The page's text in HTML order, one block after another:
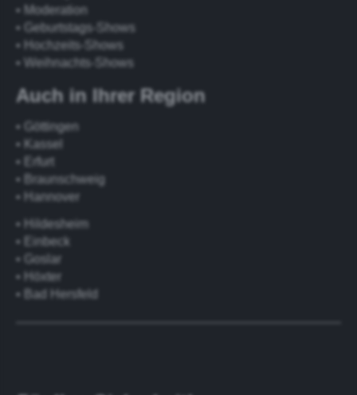
• Moderation
• Geburtstags-Shows
• Hochzeits-Shows
• Weihnachts-Shows
Auch in Ihrer Region
• Göttingen
• Kassel
• Erfurt
• Braunschweig
• Hannover
• Hildesheim
• Einbeck
• Goslar
• Höxter
• Bad Hersfeld